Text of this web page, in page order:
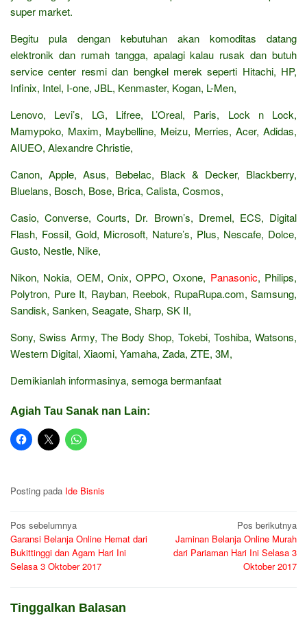
super market.
Begitu pula dengan kebutuhan akan komoditas datang
elektronik dan rumah tangga, apalagi kalau rusak dan butuh
service center resmi dan bengkel merek seperti Hitachi, HP,
Infinix, Intel, I-one, JBL, Kenmaster, Kogan, L-Men,
Lenovo, Levi’s, LG, Lifree, L’Oreal, Paris, Lock n Lock,
Mamypoko, Maxim, Maybelline, Meizu, Merries, Acer, Adidas,
AIUEO, Alexandre Christie,
Canon, Apple, Asus, Bebelac, Black & Decker, Blackberry,
Bluelans, Bosch, Bose, Brica, Calista, Cosmos,
Casio, Converse, Courts, Dr. Brown’s, Dremel, ECS, Digital
Flash, Fossil, Gold, Microsoft, Nature’s, Plus, Nescafe, Dolce,
Gusto, Nestle, Nike,
Nikon, Nokia, OEM, Onix, OPPO, Oxone, Panasonic, Philips,
Polytron, Pure It, Rayban, Reebok, RupaRupa.com, Samsung,
Sandisk, Sanken, Seagate, Sharp, SK II,
Sony, Swiss Army, The Body Shop, Tokebi, Toshiba, Watsons,
Western Digital, Xiaomi, Yamaha, Zada, ZTE, 3M,
Demikianlah informasinya, semoga bermanfaat
Agiah Tau Sanak nan Lain:
Posting pada Ide Bisnis
Navigasi
pos
Pos sebelumnya
Garansi Belanja Online Hemat dari
Bukittinggi dan Agam Hari Ini
Selasa 3 Oktober 2017
Pos berikutnya
Jaminan Belanja Online Murah
dari Pariaman Hari Ini Selasa 3
Oktober 2017
Tinggalkan Balasan